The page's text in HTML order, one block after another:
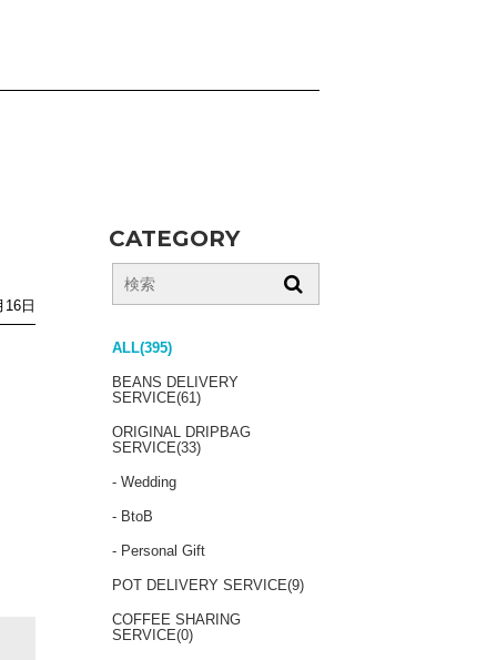
16日
CATEGORY
ALL(395)
BEANS DELIVERY
SERVICE(61)
ORIGINAL DRIPBAG
SERVICE(33)
- Wedding
- BtoB
- Personal Gift
POT DELIVERY SERVICE(9)
COFFEE SHARING
SERVICE(0)